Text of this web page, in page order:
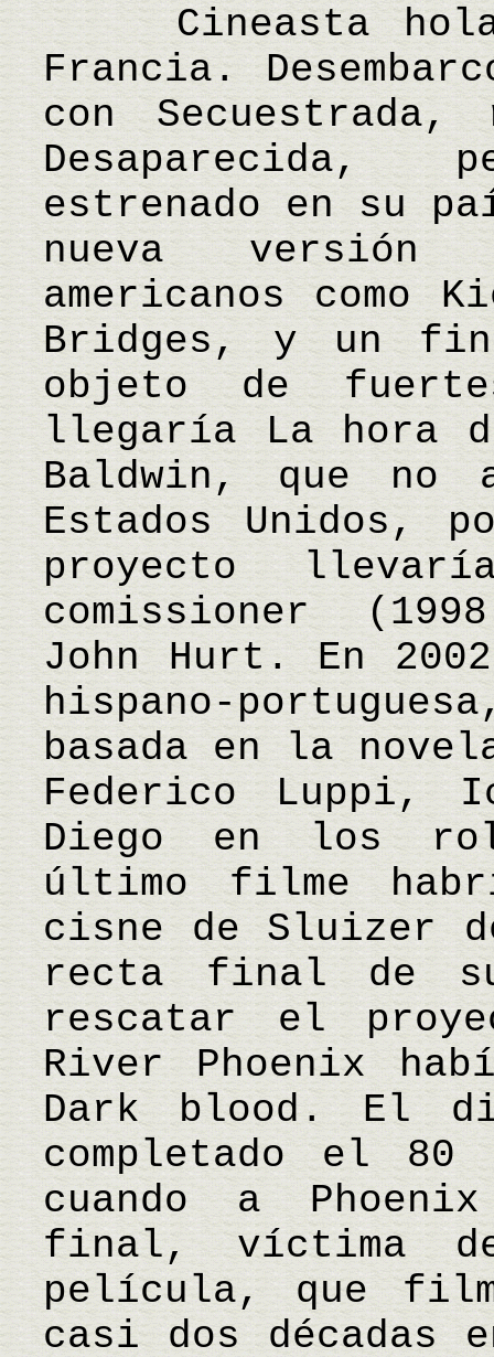
Cineasta
Francia.
con
estrenado en su
nueva versión
americanos como
Bridges, y un
objeto de
llegaría La hora
Baldwin, que no
Estados Unidos,
proyecto
comissioner
John Hurt. En
hispano-
basada en la
Federico Luppi,
Diego en los
último filme
cisne de Sluizer
recta final de
rescatar el
River Phoenix
Dark blood. El
completado el
cuando a
final, víctima
película, que
casi dos décadas